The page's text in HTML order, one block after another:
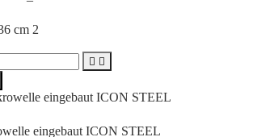
cm 2
 
eingebaut ICON STEEL